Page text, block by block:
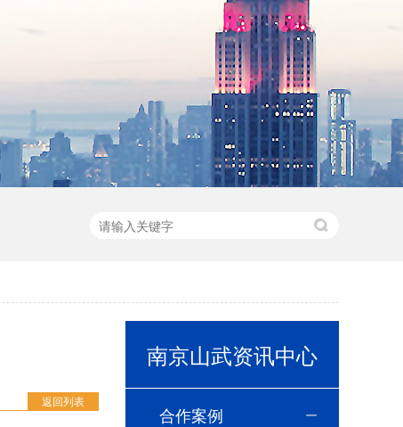
返回列表
南京山武资讯中心
合作案例